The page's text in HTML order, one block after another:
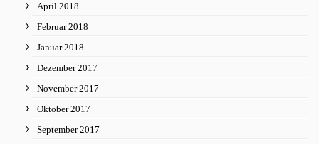
April 2018
Februar 2018
Januar 2018
Dezember 2017
November 2017
Oktober 2017
September 2017